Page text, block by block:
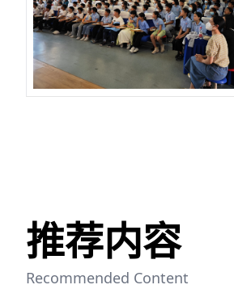
推荐内容
Recommended Content